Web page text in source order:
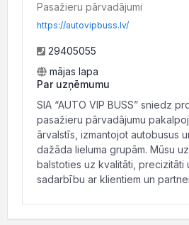
Pasažieru pārvadājumi
https://autovipbuss.lv/
29405055
mājas lapa
Par uzņēmumu
SIA “AUTO VIP BUSS” sniedz
pasažieru pārvadājumu
ārvalstīs, izmantojot autobusus
dažāda lieluma grupām. Mūsu
balstoties uz kvalitāti, precizitāti
sadarbību ar klientiem un